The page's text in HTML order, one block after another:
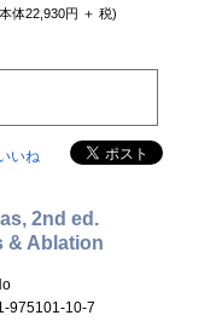
体22,930円 ＋ 税)
いね
2nd ed.
& Ablation
975101-10-7